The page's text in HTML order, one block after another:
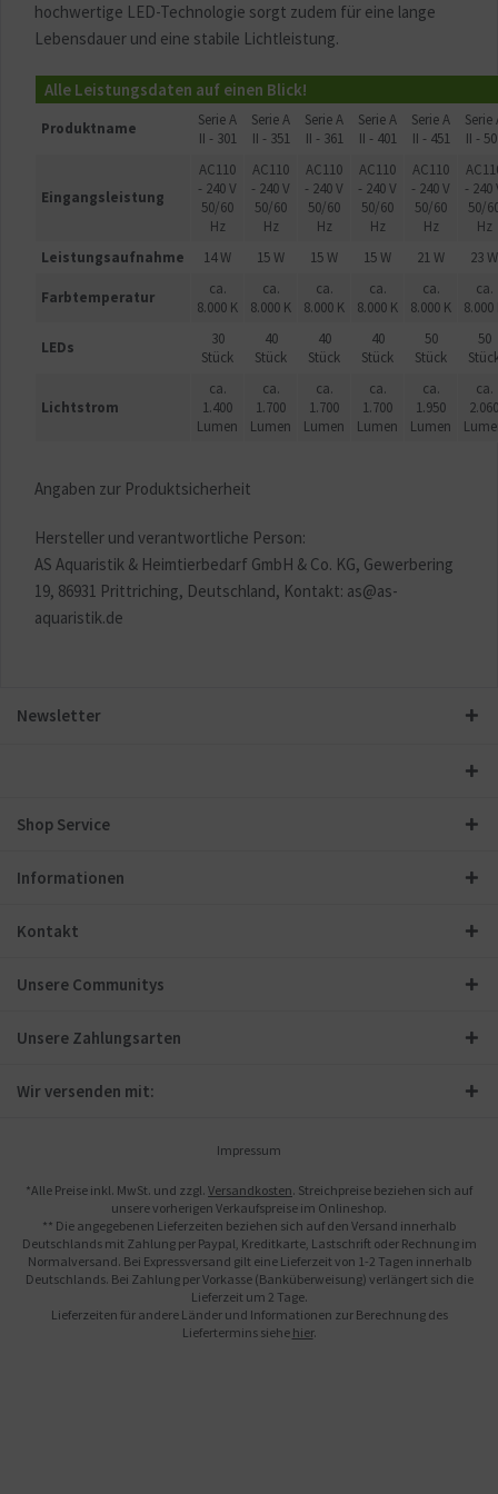
hochwertige LED-Technologie sorgt zudem für eine lange
Lebensdauer und eine stabile Lichtleistung.
Alle Leistungsdaten auf einen Blick!
Produktname
Serie A
II - 301
Serie A
II - 351
Serie A
II - 361
Serie A
II - 401
Serie A
II - 451
Serie
II -
Eingangsleistung
AC110
- 240 V
50/60
Hz
AC110
- 240 V
50/60
Hz
AC110
- 240 V
50/60
Hz
AC110
- 240 V
50/60
Hz
AC110
- 240 V
50/60
Hz
- 240
50/
Hz
Leistungsaufnahme
14 W 15 W 15 W 15 W 21 W 23 W
Farbtemperatur
ca.
8.000 K
ca.
8.000 K
ca.
8.000 K
ca.
8.000 K
ca.
8.000 K
ca.
8.000
LEDs
30
Stück
40
Stück
40
Stück
40
Stück
50
Stück
50
Lichtstrom
ca.
1.400
Lumen
ca.
1.700
Lumen
ca.
1.700
Lumen
ca.
1.700
Lumen
ca.
1.950
Lumen
ca.
2.060
Angaben zur Produktsicherheit
Hersteller und verantwortliche Person:
AS Aquaristik & Heimtierbedarf GmbH & Co. KG, Gewerbering
19, 86931 Prittriching, Deutschland, Kontakt: as@as-
aquaristik.de
Newsletter
Shop Service
Informationen
Kontakt
Unsere Communitys
Unsere Zahlungsarten
Wir versenden mit:
Impressum
*Alle Preise inkl. MwSt. und zzgl. Versandkosten. Streichpreise beziehen sich auf
unsere vorherigen Verkaufspreise im Onlineshop.
** Die angegebenen Lieferzeiten beziehen sich auf den Versand innerhalb
Deutschlands mit Zahlung per Paypal, Kreditkarte, Lastschrift oder Rechnung im
Normalversand. Bei Expressversand gilt eine Lieferzeit von 1-2 Tagen innerhalb
Deutschlands. Bei Zahlung per Vorkasse (Banküberweisung) verlängert sich die
Lieferzeit um 2 Tage.
Lieferzeiten für andere Länder und Informationen zur Berechnung des
Liefertermins siehe hier.